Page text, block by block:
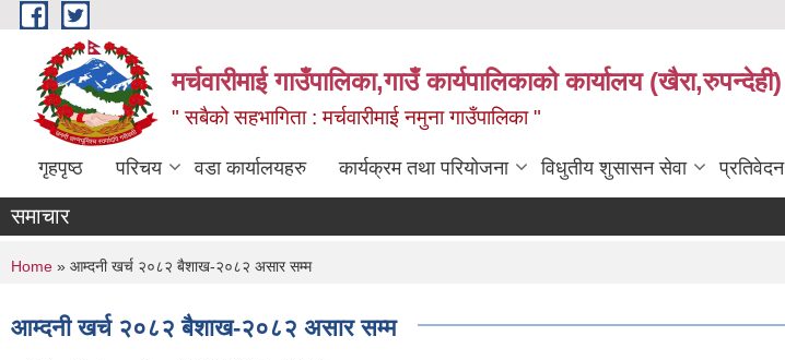
Skip to main content
मर्चवारीमाई गाउँपालिका,गाउँ कार्यपालिकाको कार्यालय (खैरा,रुपन्देही)
" सबैको सहभागिता : मर्चवारीमाई नमुना गाउँपालिका "
गृहपृष्ठ परिचय वडा कार्यालयहरु कार्यक्रम तथा परियोजना विधुतीय शुसासन सेवा प्रतिवेदन
समाचार
You are here
Home » आम्दनी खर्च २०८२ बैशाख-२०८२ असार सम्म
आम्दनी खर्च २०८२ बैशाख-२०८२ असार सम्म